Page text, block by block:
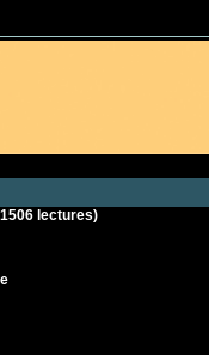
1506 lectures)